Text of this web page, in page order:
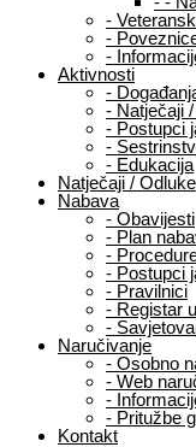
-
-
-
Aktivnosti
-
- Natječaji
- Postupci
-
- Edukacija
Natječaji / Odluke
Nabava
- Obavijesti
- Plan
-
- Postupci
- Pravilnici
- Registar
-
Naručivanje
- Osobno
- Web
-
- Pritužbe
Kontakt